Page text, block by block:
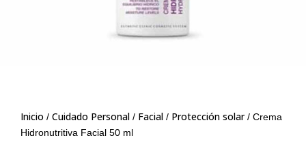
Inicio / Cuidado Personal / Facial / Protección solar/ Crema
Hidronutritiva Facial 50 ml